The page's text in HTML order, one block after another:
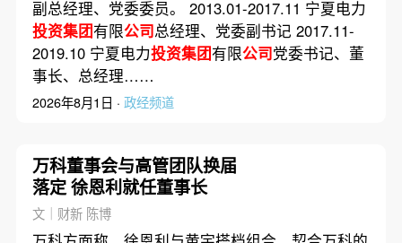
副总经理、党委委员。 2013.01-2017.11 宁夏电力
投资集团有限公司总经理、党委副书记 2017.11-
2019.10 宁夏电力投资集团有限公司党委书记、董
事长、总经理……
2026年8月1日 · 政经频道
万科董事会与高管团队换届
落定 徐恩利就任董事长
文｜财新 陈博